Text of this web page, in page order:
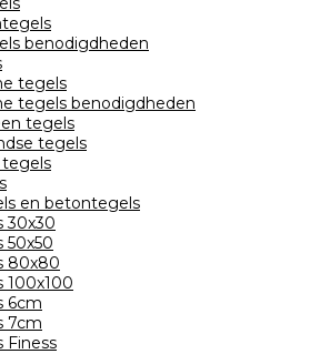
benodigdheden
tegels
tegels benodigdheden
tegels
tegels
tegels
en betontegels
30x30
50x50
80x80
100x100
6cm
7cm
Finess